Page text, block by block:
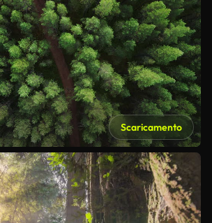
Scaricamento